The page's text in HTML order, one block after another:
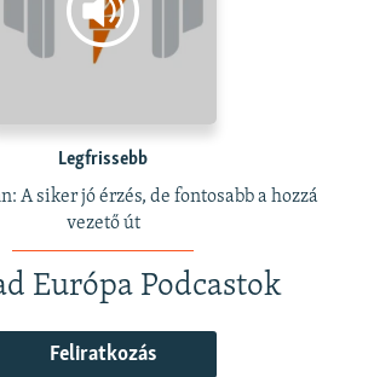
Legfrissebb
A siker jó érzés, de fontosabb a hozzá
vezető út
Európa Podcastok
Feliratkozás